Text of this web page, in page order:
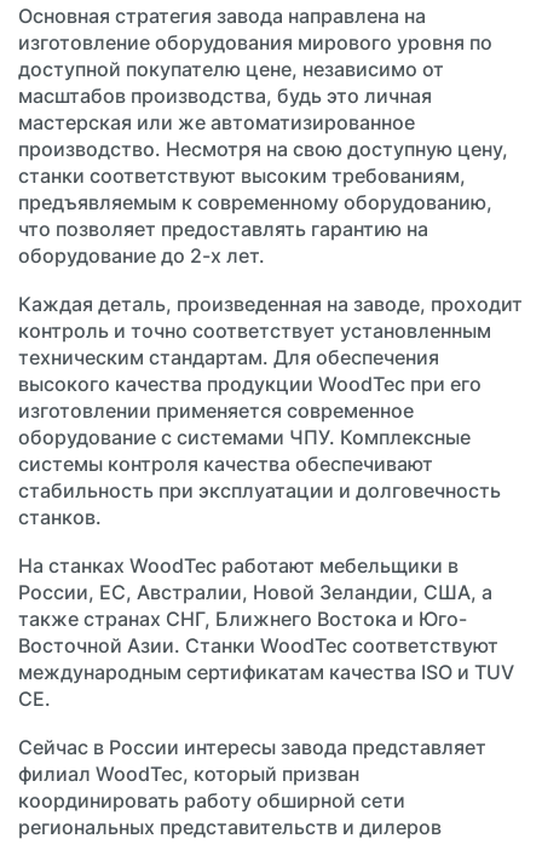
Основная стратегия завода направлена на
изготовление оборудования мирового уровня по
доступной покупателю цене, независимо от
масштабов производства, будь это личная
мастерская или же автоматизированное
производство. Несмотря на свою доступную цену,
станки соответствуют высоким требованиям,
предъявляемым к современному оборудованию,
что позволяет предоставлять гарантию на
оборудование до 2-х лет.
Каждая деталь, произведенная на заводе, проходит
контроль и точно соответствует установленным
техническим стандартам. Для обеспечения
высокого качества продукции WoodTec при его
изготовлении применяется современное
оборудование с системами ЧПУ. Комплексные
системы контроля качества обеспечивают
стабильность при эксплуатации и долговечность
станков.
На станках WoodTec работают мебельщики в
России, ЕС, Австралии, Новой Зеландии, США, а
также странах СНГ, Ближнего Востока и Юго-
Восточной Азии. Станки WoodTec соответствуют
международным сертификатам качества ISO и TUV
CE.
Сейчас в России интересы завода представляет
филиал WoodTec, который призван
координировать работу обширной сети
региональных представительств и дилеров